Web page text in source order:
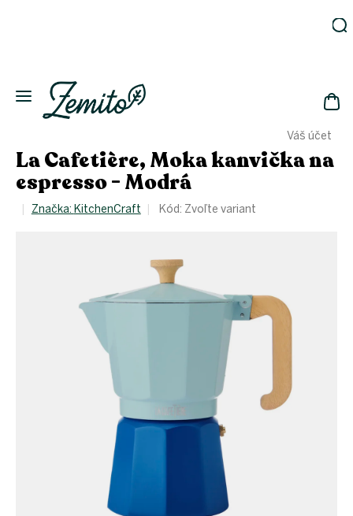
Váš účet
Ekodomácnosť
Ekologická
Kozmetika
La Cafetière, Moka kanvička na
espresso - Modrá
Značka: KitchenCraft Kód: Zvoľte variant